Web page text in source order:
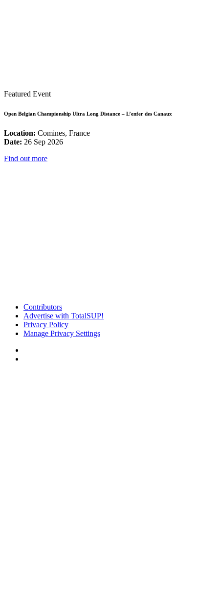
Featured Event
Open Belgian Championship Ultra Long Distance – L’enfer des Canaux
Location: Comines, France
Date: 26 Sep 2026
Find out more
Contributors
Advertise with TotalSUP!
Privacy Policy
Manage Privacy Settings